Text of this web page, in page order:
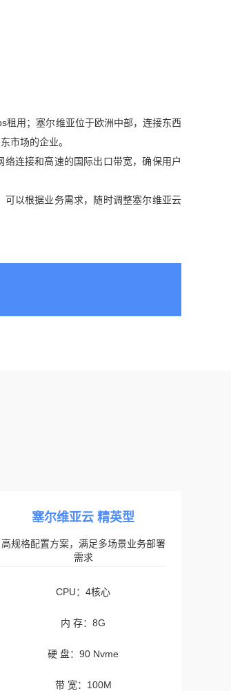
租用；塞尔维亚位于欧洲中部，连接东西
市场的企业。
连接和高速的国际出口带宽，确保用户
以根据业务需求，随时调整塞尔维亚云
塞尔维亚云 精英型
高规格配置方案，满足多场景业务部署
需求
CPU：4核心
内 存：8G
硬 盘：90 Nvme
带 宽：100M